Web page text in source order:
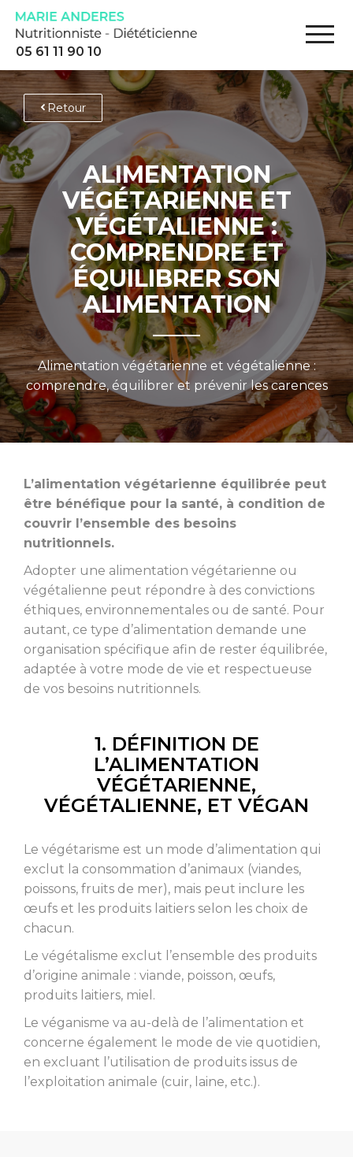
05 61 11 90 10
Retour
ALIMENTATION
VÉGÉTARIENNE ET
VÉGÉTALIENNE :
COMPRENDRE ET
ÉQUILIBRER SON
ALIMENTATION
Alimentation végétarienne et végétalienne :
comprendre, équilibrer et prévenir les carences
L’alimentation végétarienne équilibrée peut
être bénéfique pour la santé, à condition de
couvrir l’ensemble des besoins
nutritionnels.
Adopter une alimentation végétarienne ou
végétalienne peut répondre à des convictions
éthiques, environnementales ou de santé. Pour
autant, ce type d’alimentation demande une
organisation spécifique afin de rester équilibrée,
adaptée à votre mode de vie et respectueuse
de vos besoins nutritionnels.
1. DÉFINITION DE
L’ALIMENTATION
VÉGÉTARIENNE,
VÉGÉTALIENNE, ET VÉGAN
Le végétarisme est un mode d’alimentation qui
exclut la consommation d’animaux (viandes,
poissons, fruits de mer), mais peut inclure les
œufs et les produits laitiers selon les choix de
chacun.
Le végétalisme exclut l’ensemble des produits
d’origine animale : viande, poisson, œufs,
produits laitiers, miel.
Le véganisme va au-delà de l’alimentation et
concerne également le mode de vie quotidien,
en excluant l’utilisation de produits issus de
l’exploitation animale (cuir, laine, etc.).